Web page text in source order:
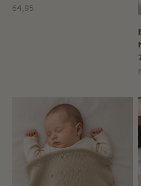
Aanbiedingsprijs
64,95